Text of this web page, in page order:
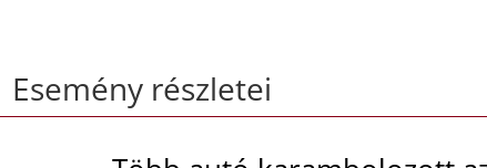
Esemény részletei